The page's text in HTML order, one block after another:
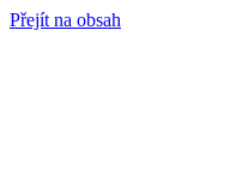
Přejít na obsah